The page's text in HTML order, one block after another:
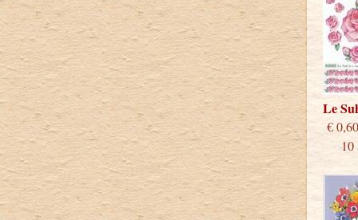
Le
10